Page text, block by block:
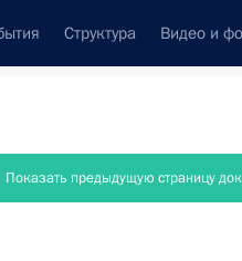
Структура Видео и
Показать предыдущую страницу